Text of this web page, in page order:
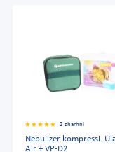
2 sharhni
Nebulizer kompressi.
Air + VP-D2